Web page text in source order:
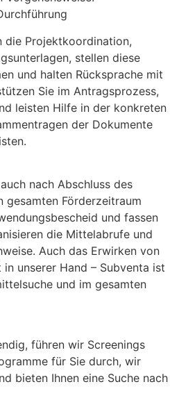
die Projektkoordination,
stellen diese
und halten Rücksprache mit
Sie im Antragsprozess,
leisten Hilfe in der konkreten
der Dokumente
nach Abschluss des
gesamten Förderzeitraum
und fassen
die Mittelabrufe und
Auch das Erwirken von
unserer Hand – Subventa ist
und im gesamten
führen wir Screenings
für Sie durch, wir
bieten Ihnen eine Suche nach